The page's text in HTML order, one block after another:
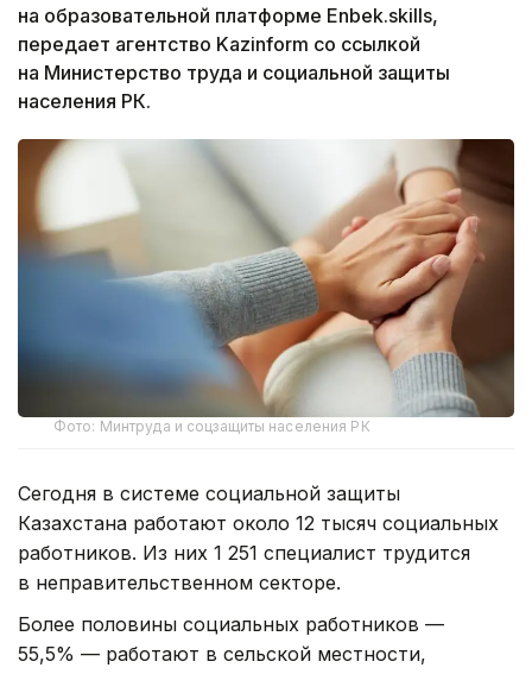
на образовательной платформе Enbek.skills,
передает агентство Kazinform со ссылкой
на Министерство труда и социальной защиты
населения РК.
Фото: Минтруда и соцзащиты населения РК
Сегодня в системе социальной защиты
Казахстана работают около 12 тысяч социальных
работников. Из них 1 251 специалист трудится
в неправительственном секторе.
Более половины социальных работников —
55,5% — работают в сельской местности,